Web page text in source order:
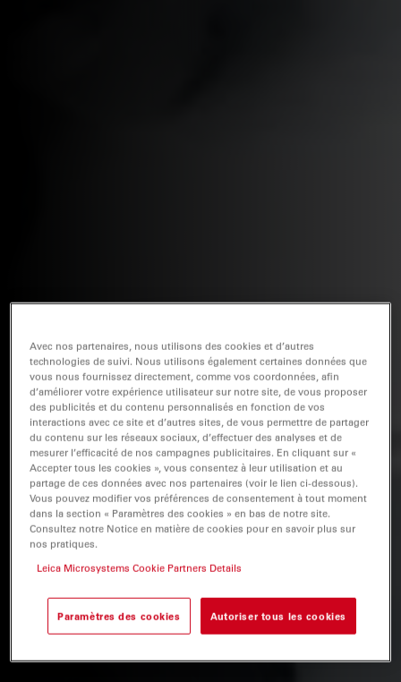
Avec nos partenaires, nous utilisons des cookies et d’autres
technologies de suivi. Nous utilisons également certaines données que
vous nous fournissez directement, comme vos coordonnées, afin
d’améliorer votre expérience utilisateur sur notre site, de vous proposer
des publicités et du contenu personnalisés en fonction de vos
interactions avec ce site et d’autres sites, de vous permettre de partager
du contenu sur les réseaux sociaux, d’effectuer des analyses et de
mesurer l’efficacité de nos campagnes publicitaires. En cliquant sur «
Accepter tous les cookies », vous consentez à leur utilisation et au
partage de ces données avec nos partenaires (voir le lien ci-dessous).
Vous pouvez modifier vos préférences de consentement à tout moment
dans la section « Paramètres des cookies » en bas de notre site.
Consultez notre Notice en matière de cookies pour en savoir plus sur
nos pratiques.
Leica Microsystems Cookie Partners Details
Paramètres des cookies Autoriser tous les cookies